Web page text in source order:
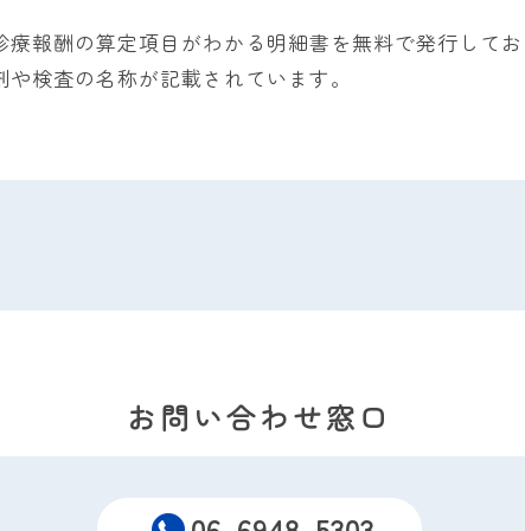
報酬の算定項目がわかる明細書を無料で発行して
検査の名称が記載されています。
お問い合わせ窓口